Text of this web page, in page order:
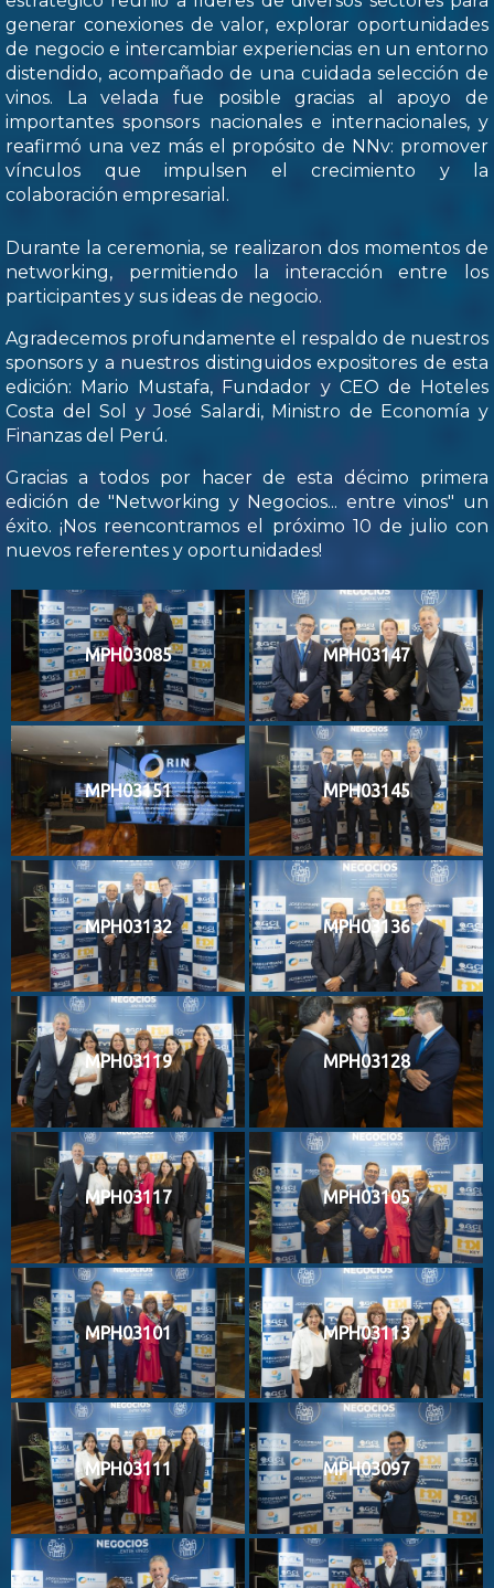
generar conexiones de valor, explorar oportunidades
de negocio e intercambiar experiencias en un entorno
distendido, acompañado de una cuidada selección de
vinos. La velada fue posible gracias al apoyo de
importantes sponsors nacionales e internacionales, y
reafirmó una vez más el propósito de NNv: promover
vínculos que impulsen el crecimiento y la
colaboración empresarial.
Durante la ceremonia, se realizaron dos momentos de
networking, permitiendo la interacción entre los
participantes y sus ideas de negocio.
Agradecemos profundamente el respaldo de nuestros
sponsors y a nuestros distinguidos expositores de esta
edición: Mario Mustafa, Fundador y CEO de Hoteles
Costa del Sol y José Salardi, Ministro de Economía y
Finanzas del Perú.
Gracias a todos por hacer de esta décimo primera
edición de "Networking y Negocios... entre vinos" un
éxito. ¡Nos reencontramos el próximo 10 de julio con
nuevos referentes y oportunidades!
MPH03085 MPH03147
MPH03151 MPH03145
MPH03132 MPH03136
MPH03119 MPH03128
MPH03117 MPH03105
MPH03101 MPH03113
MPH03111 MPH03097